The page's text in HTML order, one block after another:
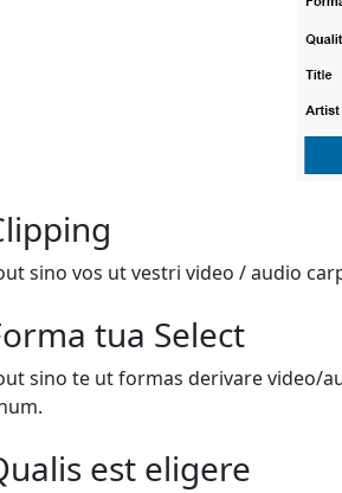
sino vos ut vestri video / audio
tua Select
sino te ut formas derivare video/
est eligere